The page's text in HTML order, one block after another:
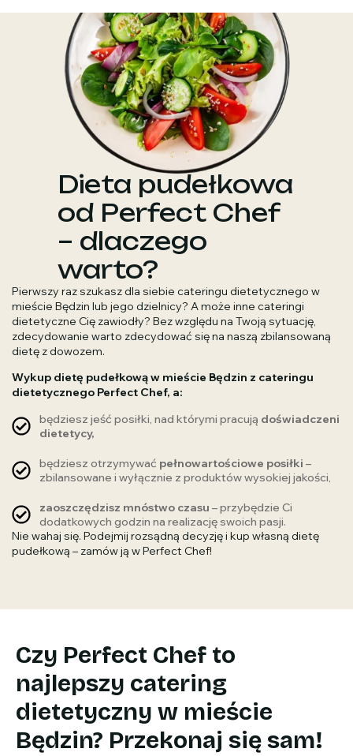
Dieta pudełkowa
od Perfect Chef
– dlaczego
warto?
Pierwszy raz szukasz dla siebie cateringu dietetycznego w
mieście Będzin lub jego dzielnicy? A może inne cateringi
dietetyczne Cię zawiodły? Bez względu na Twoją sytuację,
zdecydowanie warto zdecydować się na naszą zbilansowaną
dietę z dowozem.
Wykup dietę pudełkową w mieście Będzin z cateringu
dietetycznego Perfect Chef, a:
będziesz jeść posiłki, nad którymi pracują doświadczeni
dietetycy,
będziesz otrzymywać pełnowartościowe posiłki –
zbilansowane i wyłącznie z produktów wysokiej jakości,
zaoszczędzisz mnóstwo czasu – przybędzie Ci
dodatkowych godzin na realizację swoich pasji.
Nie wahaj się. Podejmij rozsądną decyzję i kup własną dietę
pudełkową – zamów ją w Perfect Chef!
Czy Perfect Chef to
najlepszy catering
dietetyczny w mieście
Będzin? Przekonaj się sam!